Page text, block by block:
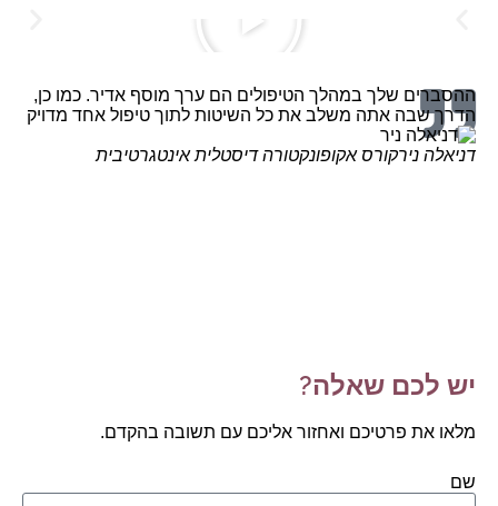
ההסברים שלך במהלך הטיפולים הם ערך מוסף אדיר. כמו כן,
הדרך שבה אתה משלב את כל השיטות לתוך טיפול אחד מדויק
דניאלה נירקורס אקופונקטורה דיסטלית אינטגרטיבית
יש לכם שאלה?
מלאו את פרטיכם ואחזור אליכם עם תשובה בהקדם.
שם